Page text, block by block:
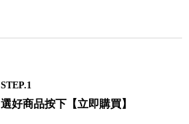
STEP.1
選好商品按下【立即購買】